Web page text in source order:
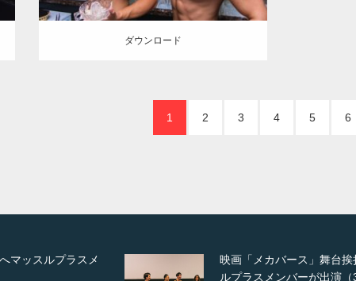
ダウンロード
1 2 3 4 5 6
舞台挨拶へマッス
出演（3…
【TV】NHK BS「COOL
てマッスルプ…